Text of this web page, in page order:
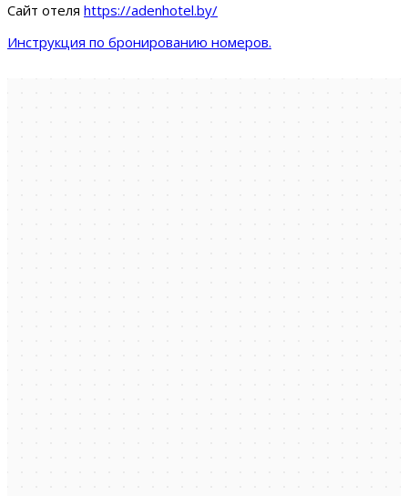
Сайт отеля https://adenhotel.by/
Инструкция по бронированию номеров.